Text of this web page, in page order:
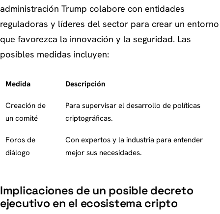
administración Trump colabore con entidades
reguladoras y líderes del sector para crear un entorno
que favorezca la innovación y la seguridad. Las
posibles medidas incluyen:
Medida Descripción
Creación de
un comité
Para supervisar el desarrollo de políticas
criptográficas.
Foros de
diálogo
Con expertos y la industria para entender
mejor sus necesidades.
Implicaciones de un posible decreto
ejecutivo en el ecosistema cripto